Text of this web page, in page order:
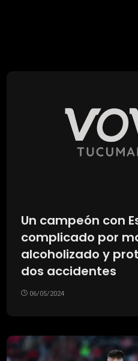
Un campeón con
complicado por
alcoholizado y
dos accidentes
06/05/2024